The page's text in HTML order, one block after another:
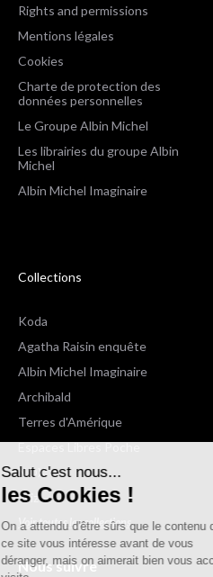
Salut c'est nous...
les Cookies !
On a attendu d'être sûrs que le
ce site vous intéresse avant de vous
déranger, mais on aimerait bien vous
Rights and permissions
Mentions légales
Cookies
Charte de protection des
données personnelles
Le Groupe Albin Michel
Les librairies du groupe Albin
Michel
Albin Michel Imaginaire
Collections
Koda
Agatha Raisin enquête
Albin Michel Imaginaire
Archibald
Terres d'Amérique
Espaces Libres Poche
NOX
Wiz
Voir toutes les collections
Nous suivre